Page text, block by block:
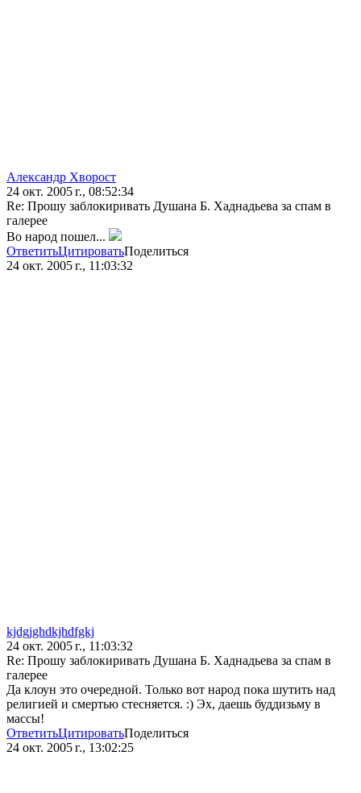
Александр Хворост
24 окт. 2005 г., 08:52:34
Re: Прошу заблокиривать Душана Б. Хаднадьева за спам в
галерее
Во народ пошел...
ОтветитьЦитироватьПоделиться
24 окт. 2005 г., 11:03:32
kjdgjghdkjhdfgkj
24 окт. 2005 г., 11:03:32
Re: Прошу заблокиривать Душана Б. Хаднадьева за спам в
галерее
Да клоун это очередной. Только вот народ пока шутить над
религией и смертью стесняется. :) Эх, даешь буддизьму в
массы!
ОтветитьЦитироватьПоделиться
24 окт. 2005 г., 13:02:25